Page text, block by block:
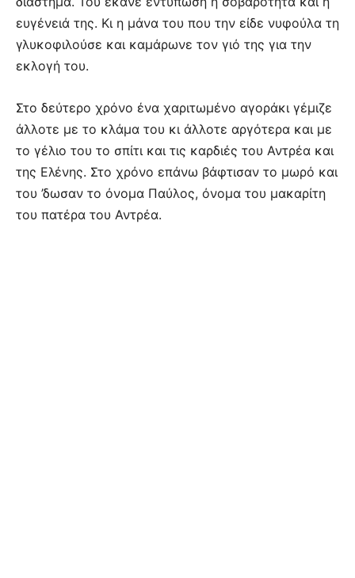
ευγένειά της. Κι η μάνα του που την είδε νυφούλα τη
γλυκοφιλούσε και καμάρωνε τον γιό της για την
εκλογή του.
Στο δεύτερο χρόνο ένα χαριτωμένο αγοράκι γέμιζε
άλλοτε με το κλάμα του κι άλλοτε αργότερα και με
το γέλιο του το σπίτι και τις καρδιές του Αντρέα και
της Ελένης. Στο χρόνο επάνω βάφτισαν το μωρό και
του ’δωσαν το όνομα Παύλος, όνομα του μακαρίτη
του πατέρα του Αντρέα.